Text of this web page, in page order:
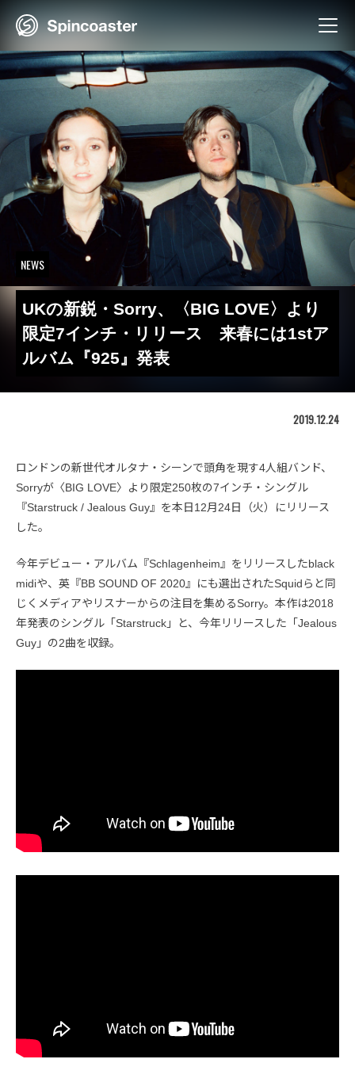
NEWS
UKの新鋭・Sorry、〈BIG LOVE〉より
限定7インチ・リリース 来春には1stア
ルバム『925』発表
2019.12.24
ロンドンの新世代オルタナ・シーンで頭角を現す4人組バンド、
Sorryが〈BIG LOVE〉より限定250枚の7インチ・シングル
『Starstruck / Jealous Guy』を本日12月24日（火）にリリース
した。
今年デビュー・アルバム『Schlagenheim』をリリースしたblack
midiや、英『BB SOUND OF 2020』にも選出されたSquidらと同
じくメディアやリスナーからの注目を集めるSorry。本作は2018
年発表のシングル「Starstruck」と、今年リリースした「Jealous
Guy」の2曲を収録。